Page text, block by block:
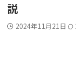
説
2024年11月21日